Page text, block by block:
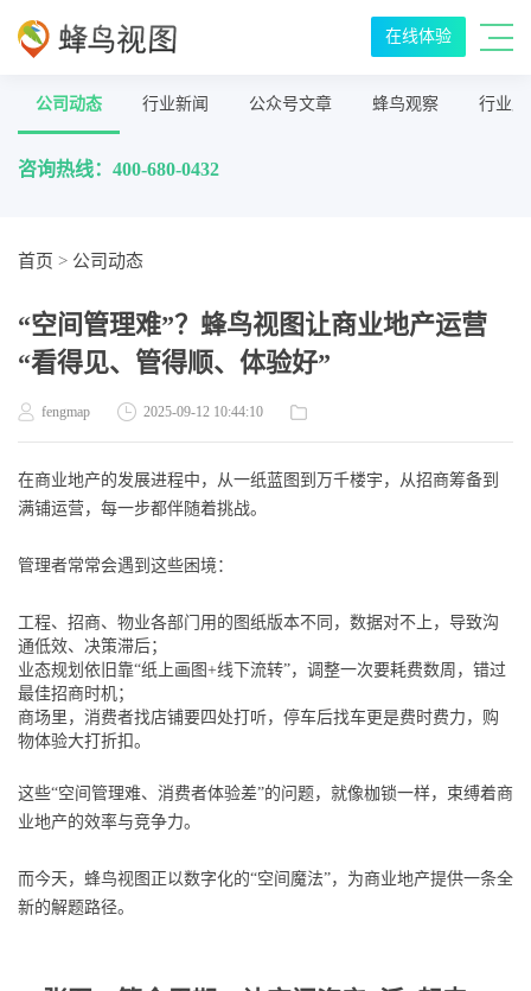
在线体验
公司动态 行业新闻 公众号文章 蜂鸟观察 行业
咨询热线：400-680-0432
首页 > 公司动态
“空间管理难”？蜂鸟视图让商业地产运营
“看得见、管得顺、体验好”
fengmap 2025-09-12 10:44:10
在商业地产的发展进程中，从一纸蓝图到万千楼宇，从招商筹备到
满铺运营，每一步都伴随着挑战。
管理者常常会遇到这些困境：
工程、招商、物业各部门用的图纸版本不同，数据对不上，导致沟
通低效、决策滞后；
业态规划依旧靠“纸上画图+线下流转”，调整一次要耗费数周，错过
最佳招商时机；
商场里，消费者找店铺要四处打听，停车后找车更是费时费力，购
物体验大打折扣。
这些“空间管理难、消费者体验差”的问题，就像枷锁一样，束缚着商
业地产的效率与竞争力。
而今天，蜂鸟视图正以数字化的“空间魔法”，为商业地产提供一条全
新的解题路径。